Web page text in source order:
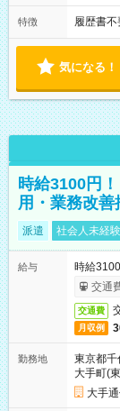
特徴 履歴書不
気になる！
時給3100円
用・業務改善
派遣 社会人未経
給与
時給
交通
交通費
月収例
勤務地
東京都千
大手町(
大手